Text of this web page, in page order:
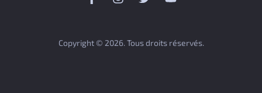
Copyright © 2026. Tous droits réservés.